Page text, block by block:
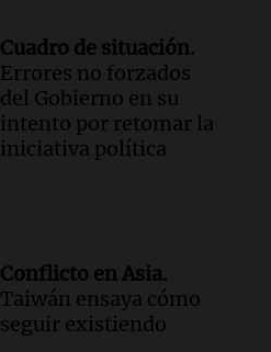
Cuadro de situación.
Errores no forzados
del Gobierno en su
intento por retomar la
iniciativa política
Conflicto en Asia.
Taiwán ensaya cómo
seguir existiendo